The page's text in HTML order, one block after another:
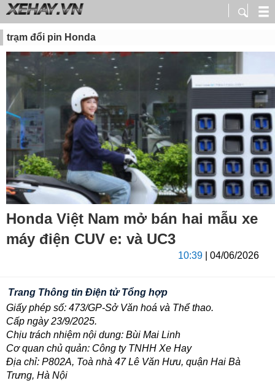
trạm đổi pin Honda
Honda Việt Nam mở bán hai mẫu xe
máy điện CUV e: và UC3
10:39 | 04/06/2026
Trang Thông tin Điện tử Tổng hợp
Giấy phép số: 473/GP-Sở Văn hoá và Thể thao.
Cấp ngày 23/9/2025.
Chịu trách nhiệm nội dung: Bùi Mai Linh
Cơ quan chủ quản: Công ty TNHH Xe Hay
Địa chỉ: P802A, Toà nhà 47 Lê Văn Hưu, quận Hai Bà
Trưng, Hà Nội